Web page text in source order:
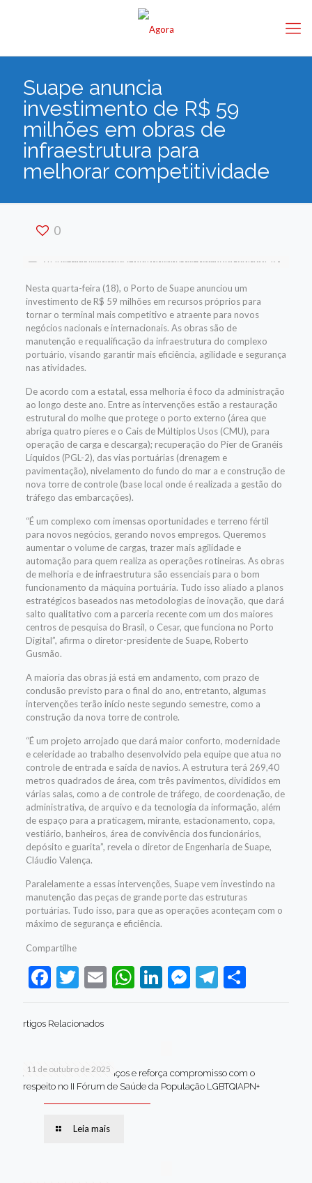
Suape anuncia
investimento de R$ 59
milhões em obras de
infraestrutura para
melhorar competitividade
0
Nesta quarta-feira (18), o Porto de Suape anunciou um
investimento de R$ 59 milhões em recursos próprios para
tornar o terminal mais competitivo e atraente para novos
negócios nacionais e internacionais. As obras são de
manutenção e requalificação da infraestrutura do complexo
portuário, visando garantir mais eficiência, agilidade e segurança
nas atividades.
De acordo com a estatal, essa melhoria é foco da administração
ao longo deste ano. Entre as intervenções estão a restauração
estrutural do molhe que protege o porto externo (área que
abriga quatro píeres e o Cais de Múltiplos Usos (CMU), para
operação de carga e descarga); recuperação do Píer de Granéis
Líquidos (PGL-2), das vias portuárias (drenagem e
pavimentação), nivelamento do fundo do mar a e construção de
nova torre de controle (base local onde é realizada a gestão do
tráfego das embarcações).
“É um complexo com imensas oportunidades e terreno fértil
para novos negócios, gerando novos empregos. Queremos
aumentar o volume de cargas, trazer mais agilidade e
automação para quem realiza as operações rotineiras. As obras
de melhoria e de infraestrutura são essenciais para o bom
funcionamento da máquina portuária. Tudo isso aliado a planos
estratégicos baseados nas metodologias de inovação, que dará
salto qualitativo com a parceria recente com um dos maiores
centros de pesquisa do Brasil, o Cesar, que funciona no Porto
Digital”, afirma o diretor-presidente de Suape, Roberto
Gusmão.
A maioria das obras já está em andamento, com prazo de
conclusão previsto para o final do ano, entretanto, algumas
intervenções terão início neste segundo semestre, como a
construção da nova torre de controle.
“É um projeto arrojado que dará maior conforto, modernidade
e celeridade ao trabalho desenvolvido pela equipe que atua no
controle de entrada e saída de navios. A estrutura terá 269,40
metros quadrados de área, com três pavimentos, divididos em
várias salas, como a de controle de tráfego, de coordenação, de
administrativa, de arquivo e da tecnologia da informação, além
de espaço para a praticagem, mirante, estacionamento, copa,
vestiário, banheiros, área de convivência dos funcionários,
depósito e guarita”, revela o diretor de Engenharia de Suape,
Cláudio Valença.
Paralelamente a essas intervenções, Suape vem investindo na
manutenção das peças de grande porte das estruturas
portuárias. Tudo isso, para que as operações aconteçam com o
máximo de segurança e eficiência.
Compartilhe
Facebook
Twitter
EmailWhatsApp
LinkedIn
Messenger
Telegram
Share
rtigos Relacionados
11 de outubro de 2025
Jaboatão celebra avanços e reforça compromisso com o
respeito no II Fórum de Saúde da População LGBTQIAPN+
Leia mais